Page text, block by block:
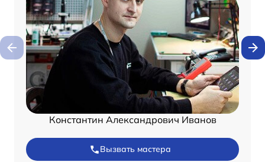
Константин Александрович Иванов
Вызвать мастера